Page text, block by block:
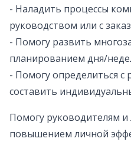
- Наладить процессы
руководством или с
- Помогу развить
планированием дня/
- Помогу определиться
составить
Помогу руководителям
повышением личной